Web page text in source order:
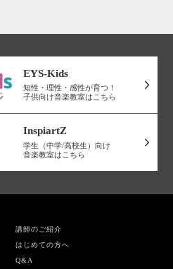
EYS-Kids
知性・理性・感性が育つ！
子供向け音楽教室はこちら
InspiartZ
学生（中学/高校生）向け
音楽教室はこちら
講師のご紹介
はじめての方へ
Q&A